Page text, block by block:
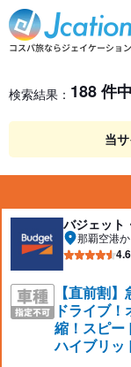
レンタカー検索・比較
レンタカー検索結果
検索結果： 188 件中
当
バジェット
那覇空港
4.6
【直前割
ドライブ
縮！スピー
ハイブリッ